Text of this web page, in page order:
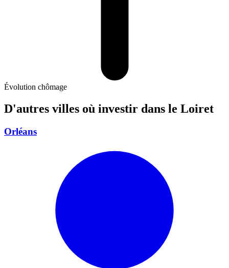
Évolution chômage
D'autres villes où investir dans le Loiret
Orléans